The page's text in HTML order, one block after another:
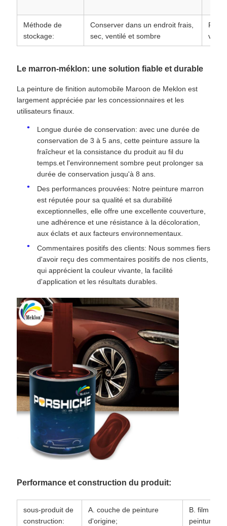
Méthode de
stockage:
Conserver dans un endroit frais,
sec, ventilé et sombre
Le marron-méklon: une solution fiable et durable
La peinture de finition automobile Maroon de Meklon est
largement appréciée par les concessionnaires et les
utilisateurs finaux.
Longue durée de conservation: avec une durée de
conservation de 3 à 5 ans, cette peinture assure la
fraîcheur et la consistance du produit au fil du
temps.et l'environnement sombre peut prolonger sa
durée de conservation jusqu'à 8 ans.
Des performances prouvées: Notre peinture marron
est réputée pour sa qualité et sa durabilité
exceptionnelles, elle offre une excellente couverture,
une adhérence et une résistance à la décoloration,
aux éclats et aux facteurs environnementaux.
Commentaires positifs des clients: Nous sommes fiers
d'avoir reçu des commentaires positifs de nos clients,
qui apprécient la couleur vivante, la facilité
d'application et les résultats durables.
Performance et construction du produit:
sous-produit de
construction:
A. couche de peinture
d'origine;
B. film de
peinture